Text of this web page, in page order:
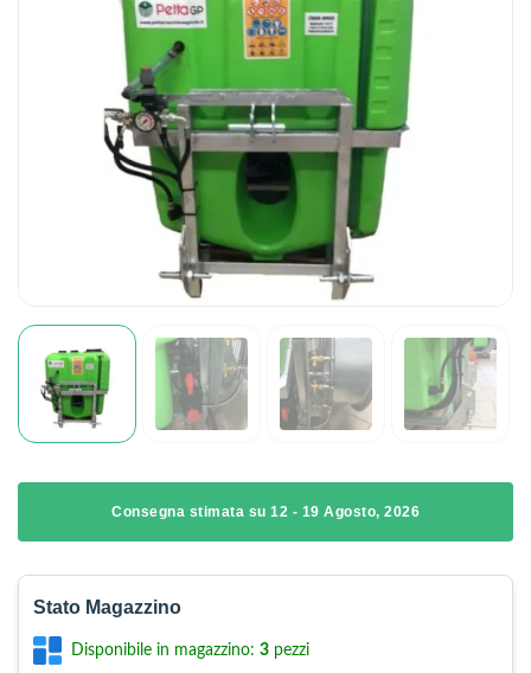
Consegna stimata su 12 - 19 Agosto, 2026
Stato Magazzino
Disponibile in magazzino: 3 pezzi